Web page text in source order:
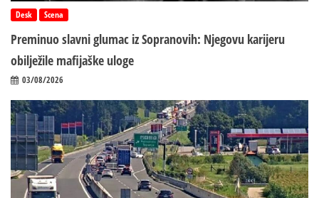
Desk Scena
Preminuo slavni glumac iz Sopranovih: Njegovu karijeru
obilježile mafijaške uloge
03/08/2026